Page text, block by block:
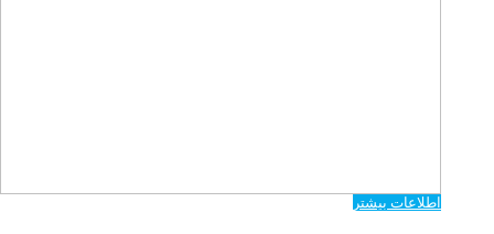
اطلاعات بیشتر